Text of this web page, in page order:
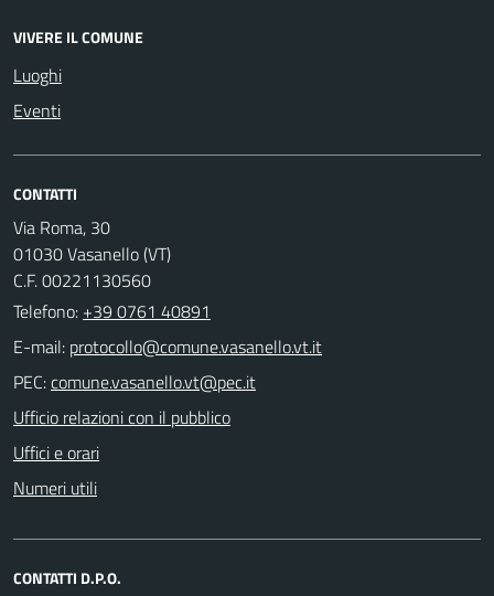
VIVERE IL COMUNE
Luoghi
Eventi
CONTATTI
Via Roma, 30
01030 Vasanello (VT)
C.F. 00221130560
Telefono: +39 0761 40891
E-mail:
PEC:
Ufficio relazioni con il pubblico
Uffici e orari
Numeri utili
CONTATTI D.P.O.